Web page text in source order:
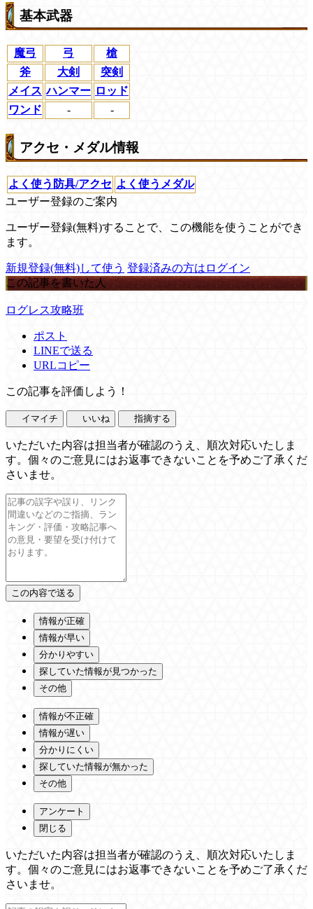
基本武器
魔弓 弓
槍
斧
大剣
突剣
メイス ハンマー ロッド
ワンド
- -
アクセ・メダル情報
よく使う防具/アクセ よく使うメダル
ユーザー登録のご案内
ユーザー登録(無料)することで、この機能を使うことができ
ます。
新規登録(無料)して使う 登録済みの方はログイン
この記事を書いた人
ログレス攻略班
ポスト
LINEで送る
URLコピー
この記事を評価しよう！
イマイチ いいね 指摘する
いただいた内容は担当者が確認のうえ、順次対応いたしま
す。個々のご意見にはお返事できないことを予めご了承くだ
さいませ。
情報が正確
情報が早い
分かりやすい
探していた情報が見つかった
その他
情報が不正確
情報が遅い
分かりにくい
探していた情報が無かった
その他
アンケート
閉じる
いただいた内容は担当者が確認のうえ、順次対応いたしま
す。個々のご意見にはお返事できないことを予めご了承くだ
さいませ。